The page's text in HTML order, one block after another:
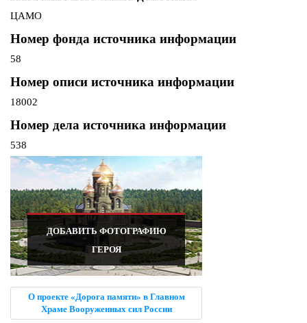
ЦАМО
Номер фонда источника информации
58
Номер описи источника информации
18002
Номер дела источника информации
538
ДОБАВИТЬ ФОТОГРАФИЮ
ГЕРОЯ
О проекте «Дорога памяти» в Главном
Храме Вооруженных сил России